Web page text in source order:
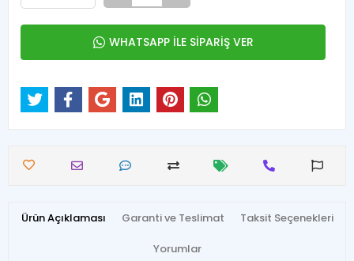
WHATSAPP İLE SİPARİŞ VER
Ürün Açıklaması Garanti ve Teslimat Taksit Seçenekleri
Yorumlar